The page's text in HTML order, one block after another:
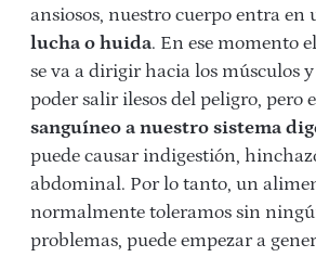
ansiosos, nuestro cuerpo entra en
lucha o huida. En ese momento
se va a dirigir hacia los músculos
poder salir ilesos del peligro, pero
sanguíneo a nuestro sistema
puede causar indigestión,
abdominal. Por lo tanto, un
normalmente toleramos sin
problemas, puede empezar a